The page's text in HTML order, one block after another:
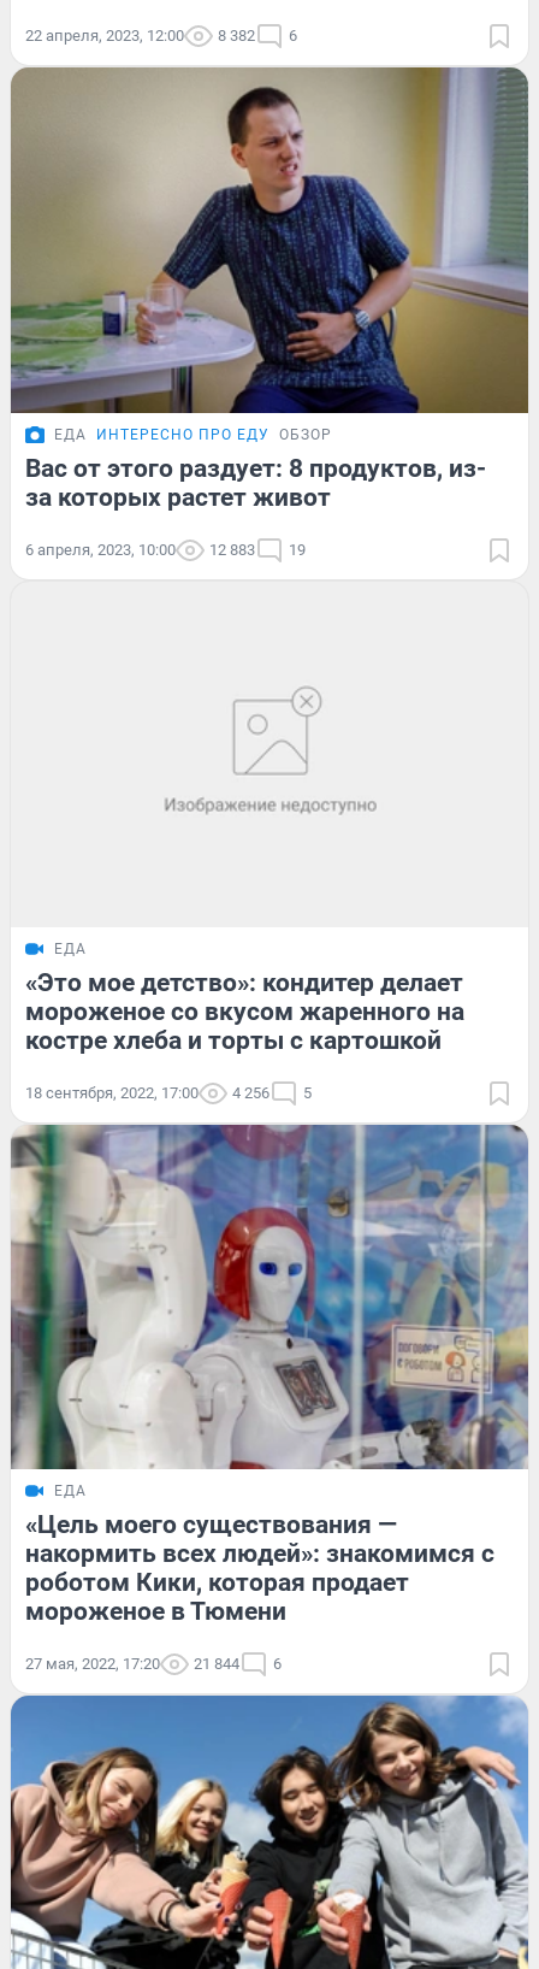
22 апреля, 2023, 12:00 8 382 6
ЕДА ИНТЕРЕСНО ПРО ЕДУ ОБЗОР
Вас от этого раздует: 8 продуктов, из-
за которых растет живот
6 апреля, 2023, 10:00 12 883 19
ЕДА
«Это мое детство»: кондитер делает
мороженое со вкусом жаренного на
костре хлеба и торты с картошкой
18 сентября, 2022, 17:00 4 256 5
ЕДА
«Цель моего существования —
накормить всех людей»: знакомимся с
роботом Кики, которая продает
мороженое в Тюмени
27 мая, 2022, 17:20 21 844 6